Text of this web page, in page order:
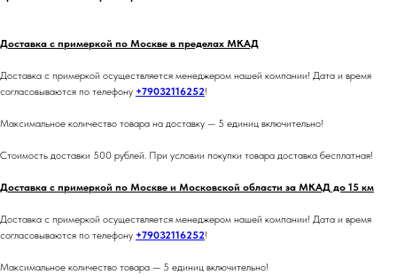
Доставка с примеркой по Москве в пределах МКАД
Доставка с примеркой осуществляется менеджером нашей компании! Дата и время
согласовываются по телефону +79032116252!
Максимальное количество товара на доставку — 5 единиц включительно!
Стоимость доставки 500 рублей. При условии покупки товара доставка бесплатная!
Доставка с примеркой по Москве и Московской области за МКАД до 15 км
Доставка с примеркой осуществляется менеджером нашей компании! Дата и время
согласовываются по телефону +79032116252!
Максимальное количество товара — 5 единиц включительно!